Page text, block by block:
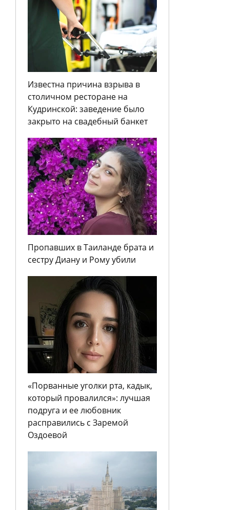
Известна причина взрыва в
столичном ресторане на
Кудринской: заведение было
закрыто на свадебный банкет
Пропавших в Таиланде брата и
сестру Диану и Рому убили
«Порванные уголки рта, кадык,
который провалился»: лучшая
подруга и ее любовник
расправились с Заремой
Оздоевой